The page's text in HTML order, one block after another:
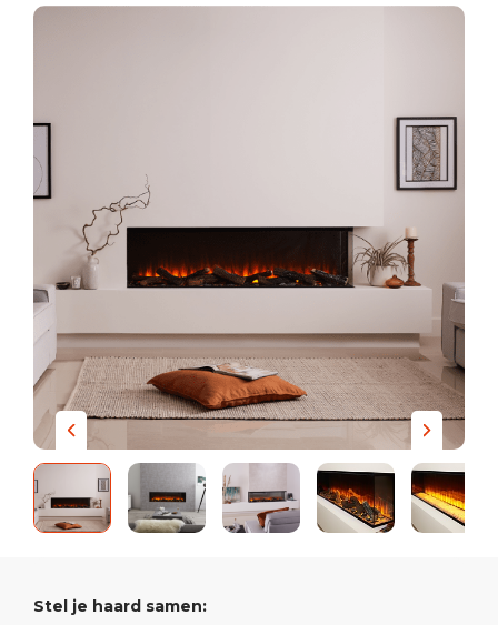
Stel je haard samen: